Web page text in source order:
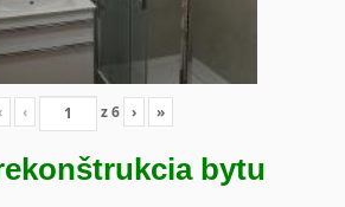
‹ z6 › »
bytu